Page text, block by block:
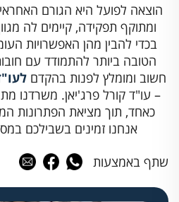
הוצאה לפועל היא הגורם
ומתוקף תפקידה, קיימים לה
בכדי להבין מהן האפשרויות
הטובה ביותר להתמודד עם
חשוב ומומלץ לפנות בהקדם
– עו"ד קורל פרג'יאן. משרדנו
כאחד, תוך מציאת הפתרונות
אנחנו זמינים בשבילכם
שתף באמצעות